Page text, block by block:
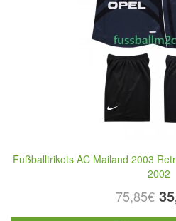
Fußballtrikots AC Mailand 2003
2002
75,85€